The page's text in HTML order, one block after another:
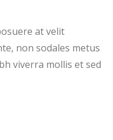
at velit
non sodales metus
viverra mollis et sed